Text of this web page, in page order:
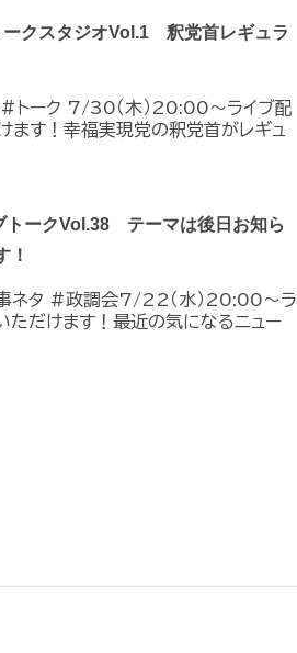
ークスタジオVol.1 釈党首レギュラ
ーク 7/30（木）20:00～ライブ配
ます！幸福実現党の釈党首がレギュ
トークVol.38 テーマは後日お知ら
！
ネタ #政調会7/22（水）20:00～ラ
ただけます！最近の気になるニュー